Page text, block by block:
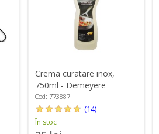
Crema curatare inox,
750ml - Demeyere
Cod: 773887
(14)
În stoc